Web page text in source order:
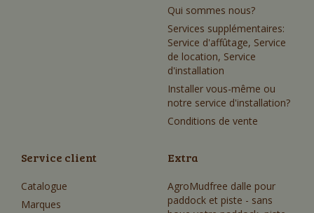
Qui sommes nous?
Services supplémentaires:
Service d'affûtage, Service
de location, Service
d'installation
Installer vous-même ou
notre service d'installation?
Conditions de vente
Service client
Catalogue
Marques
Extra
AgroMudfree dalle pour
paddock et piste - sans